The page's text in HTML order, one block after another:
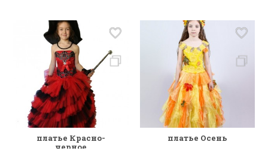
платье Красно-
черное
платье Осень